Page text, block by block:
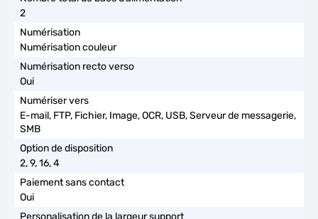
2
Numérisation couleur
Oui
E-mail, FTP, Fichier, Image, OCR, USB, Serveur de messagerie,
SMB
2, 9, 16, 4
Oui